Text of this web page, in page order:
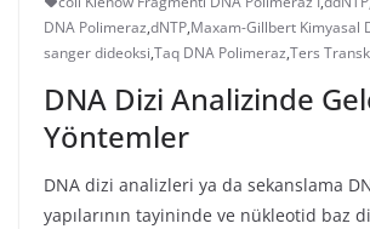
DNA Polimeraz,dNTP,Maxam-Gillbert Kimyasal
sanger dideoksi,Taq DNA Polimeraz,Ters
DNA Dizi Analizinde
Yöntemler
DNA dizi analizleri ya da sekanslama
yapılarının tayininde ve nükleotid baz